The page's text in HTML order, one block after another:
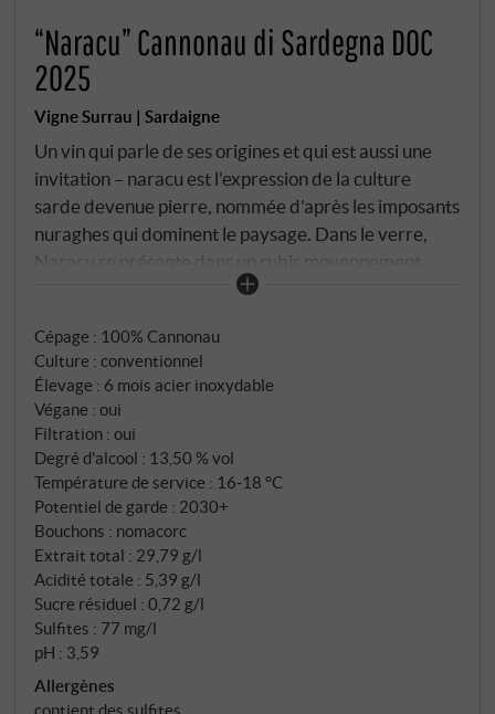
“Naracu” Cannonau di Sardegna DOC
2025
Vigne Surrau | Sardaigne
Un vin qui parle de ses origines et qui est aussi une
invitation – naracu est l'expression de la culture
sarde devenue pierre, nommée d'après les imposants
nuraghes qui dominent le paysage. Dans le verre,
Naracu se présente dans un rubis moyennement
profond avec de délicats reflets violets. Le nez se
bois et des groseilles, un soupçon d'herbes
méditerranéennes et des notes discrètement
minérales qui font sentir le vent nordique. En bouche,
il est clair et frais – une structure élancée, un fruit
juteux et une acidité vive. La finale est élégante,
énergique et marquée par des notes minérales
salées – une légère pression qui persiste longtemps.
Naracu est un cannonau de Gallura qui allie origine et
vivacité – il refroidit, rafraîchit, mais reste présent.
Un vin rouge puriste pour les palais modernes :
respectueux, toujours cohérent et charmant.
SUPERIORE.DE
Cépage : 100% Cannonau
Culture : conventionnel
Élevage : 6 mois acier inoxydable
Végane : oui
Filtration : oui
Degré d'alcool : 13,50 % vol
Température de service : 16‑18 °C
Potentiel de garde : 2030+
Bouchons : nomacorc
Extrait total : 29,79 g/l
Acidité totale : 5,39 g/l
Sucre résiduel : 0,72 g/l
Sulfites : 77 mg/l
pH : 3,59
Allergènes
contient des sulfites